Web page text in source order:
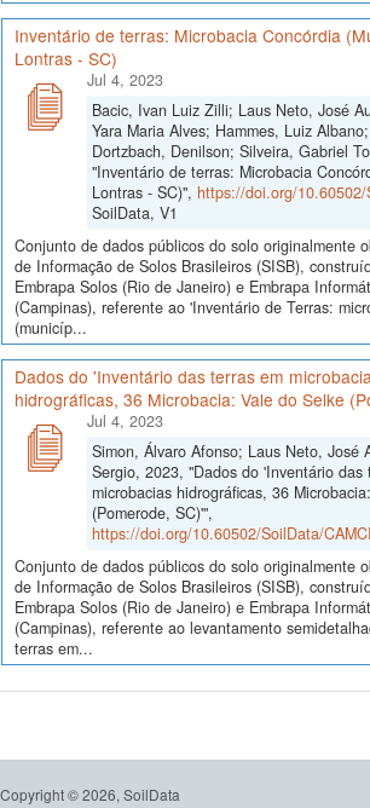
Inventário de terras: Microbacia Concórdia
Lontras - SC)
Jul 4, 2023
Bacic, Ivan Luiz Zilli; Laus Neto, José
Yara Maria Alves; Hammes, Luiz
Dortzbach, Denilson; Silveira, Gabriel
"Inventário de terras: Microbacia
Lontras - SC)", https://doi.org/
SoilData, V1
Conjunto de dados públicos do solo originalmente
de Informação de Solos Brasileiros (SISB),
Embrapa Solos (Rio de Janeiro) e Embrapa
(Campinas), referente ao 'Inventário de Terras:
(municíp...
Dados do 'Inventário das terras em
hidrográficas, 36 Microbacia: Vale do Selke
Jul 4, 2023
Simon, Álvaro Afonso; Laus Neto, José
Sergio, 2023, "Dados do 'Inventário das
microbacias hidrográficas, 36
(Pomerode, SC)'",
https://doi.org/10.60502/SoilData/
Conjunto de dados públicos do solo originalmente
de Informação de Solos Brasileiros (SISB),
Embrapa Solos (Rio de Janeiro) e Embrapa
(Campinas), referente ao levantamento
terras em...
Copyright © 2026, SoilData